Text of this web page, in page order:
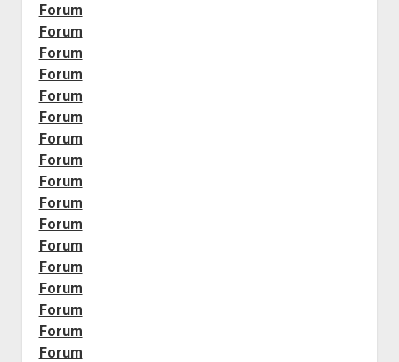
Forum
Forum
Forum
Forum
Forum
Forum
Forum
Forum
Forum
Forum
Forum
Forum
Forum
Forum
Forum
Forum
Forum